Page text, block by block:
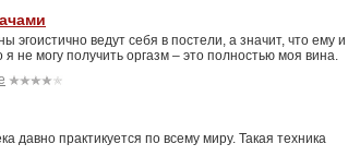
ведут себя в постели, а значит, что ему и
не могу получить оргазм – это полностью моя вина.
давно практикуется по всему миру. Такая техника